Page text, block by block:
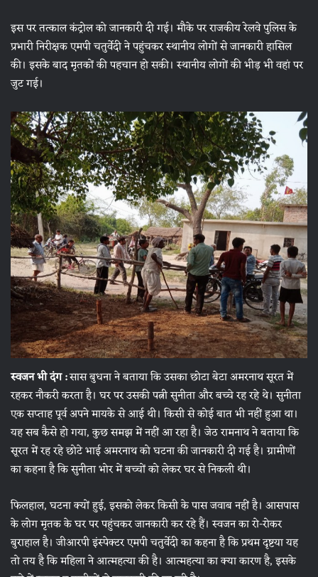
इस पर तत्काल कंट्रोल को जानकारी दी गई। मौके पर राजकीय रेलवे पुलिस के
प्रभारी निरीक्षक एमपी चतुर्वेदी ने पहुंचकर स्थानीय लोगों से जानकारी हासिल
की। इसके बाद मृतकों की पहचान हो सकी। स्थानीय लोगों की भीड़ भी वहां पर
जुट गई।
स्वजन भी दंग :सास बुधना ने बताया कि उसका छोटा बेटा अमरनाथ सूरत में
रहकर नौकरी करता है। घर पर उसकी पत्नी सुनीता और बच्चे रह रहे थे। सुनीता
एक सप्ताह पूर्व अपने मायके से आई थी। किसी से कोई बात भी नहीं हुआ था।
यह सब कैसे हो गया, कुछ समझ में नहीं आ रहा है। जेठ रामनाथ ने बताया कि
सूरत में रह रहे छोटे भाई अमरनाथ को घटना की जानकारी दी गई है। ग्रामीणों
का कहना है कि सुनीता भोर में बच्चों को लेकर घर से निकली थी।
फिलहाल, घटना क्यों हुई, इसको लेकर किसी के पास जवाब नहीं है। आसपास
के लोग मृतक के घर पर पहुंचकर जानकारी कर रहे हैं। स्वजन का रो-रोकर
बुराहाल है। जीआरपी इंस्पेक्टर एमपी चतुर्वेदी का कहना है कि प्रथम दृष्टया यह
तो तय है कि महिला ने आत्महत्या की है। आत्महत्या का क्या कारण है, इसके